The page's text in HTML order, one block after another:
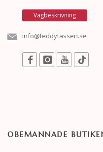
Vägbeskrivning
info@teddytassen.se
OBEMANNADE